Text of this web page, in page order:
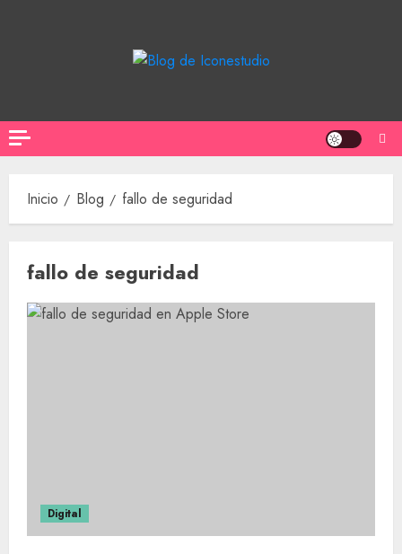
Inicio Blog fallo de seguridad
fallo de seguridad
Digital